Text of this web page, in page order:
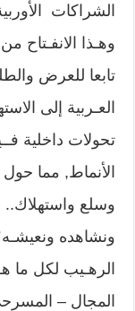
الشراكات
وهـذا الانفـتاح
تابعا للعرض
العـربية إلى
تحولات داخلية
الأنماط, مما حول
وسلع واستهلاك..‏
ونشاهده
الرهـيب لكل ما
المجال –